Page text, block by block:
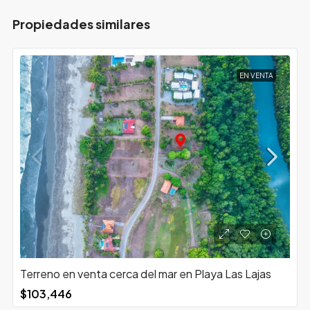
Propiedades similares
EN VENTA
Terreno en venta cerca del mar en Playa Las Lajas
$103,446